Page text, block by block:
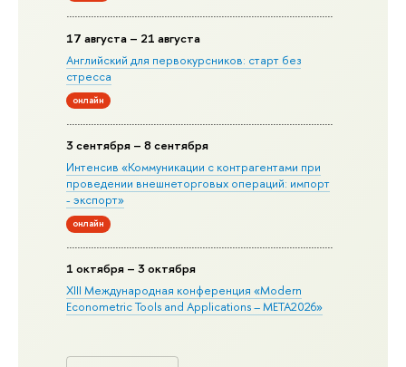
17 августа – 21 августа
Английский для первокурсников: старт без
стресса
онлайн
3 сентября – 8 сентября
Интенсив «Коммуникации с контрагентами при
проведении внешнеторговых операций: импорт
- экспорт»
онлайн
1 октября – 3 октября
XIII Международная конференция «Modern
Econometric Tools and Applications – META2026»